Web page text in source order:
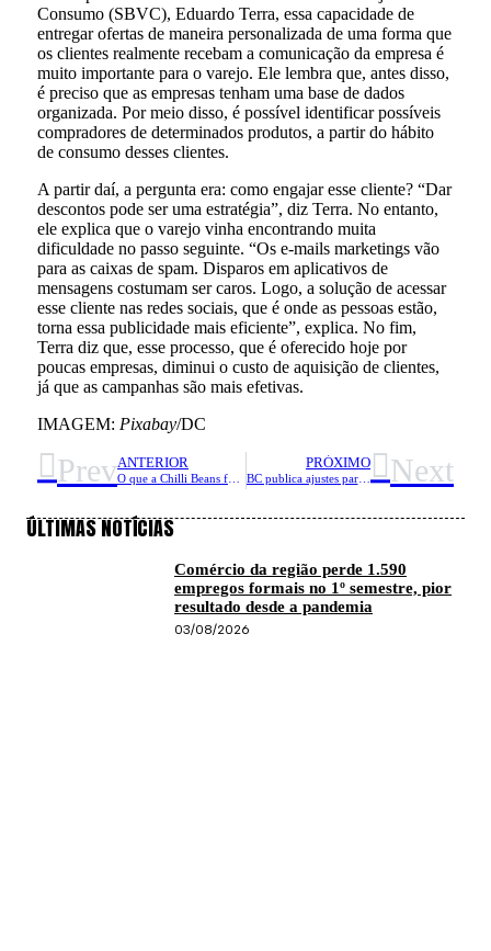
Consumo (SBVC), Eduardo Terra, essa capacidade de
entregar ofertas de maneira personalizada de uma forma que
os clientes realmente recebam a comunicação da empresa é
muito importante para o varejo. Ele lembra que, antes disso,
é preciso que as empresas tenham uma base de dados
organizada. Por meio disso, é possível identificar possíveis
compradores de determinados produtos, a partir do hábito
de consumo desses clientes.
A partir daí, a pergunta era: como engajar esse cliente? “Dar
descontos pode ser uma estratégia”, diz Terra. No entanto,
ele explica que o varejo vinha encontrando muita
dificuldade no passo seguinte. “Os e-mails marketings vão
para as caixas de spam. Disparos em aplicativos de
mensagens costumam ser caros. Logo, a solução de acessar
esse cliente nas redes sociais, que é onde as pessoas estão,
torna essa publicidade mais eficiente”, explica. No fim,
Terra diz que, esse processo, que é oferecido hoje por
poucas empresas, diminui o custo de aquisição de clientes,
já que as campanhas são mais efetivas.
IMAGEM: Pixabay/DC
PrevANTERIOR PRÓXIMO
BC publica ajustes para o Pix, com novos mecanismos de segurança Next
ÚLTIMAS NOTÍCIAS
Comércio da região perde 1.590
empregos formais no 1º semestre, pior
resultado desde a pandemia
03/08/2026